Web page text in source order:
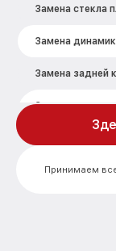
Замена стекла
Замена
Замена задней
Замена
Замена
Принимаем